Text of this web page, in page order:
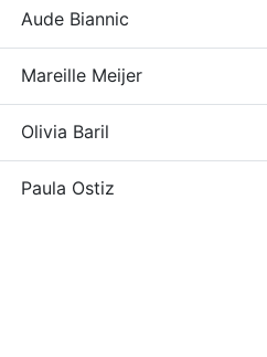
Aude Biannic
Mareille Meijer
Olivia Baril
Paula Ostiz